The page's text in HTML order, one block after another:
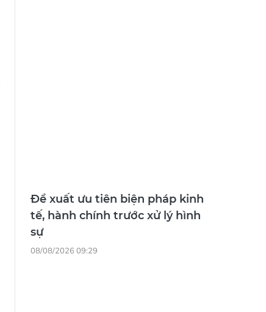
Đề xuất ưu tiên biện pháp kinh
tế, hành chính trước xử lý hình
sự
08/08/2026 09:29